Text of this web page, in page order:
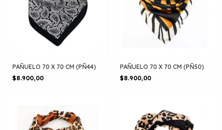
PAÑUELO 70 X 70 CM (PÑ44)
$8.900,00
PAÑUELO 70 X 70 CM (PÑ50)
$8.900,00